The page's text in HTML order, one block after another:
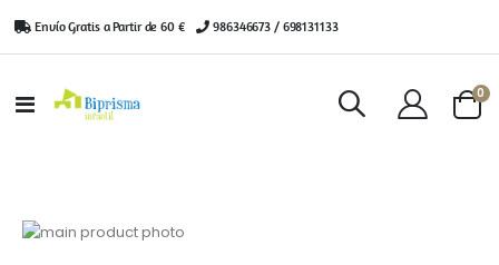
Envío Gratis a Partir de 60 € | 986346673 / 698131133
Toggle
Cart
0
Saltar